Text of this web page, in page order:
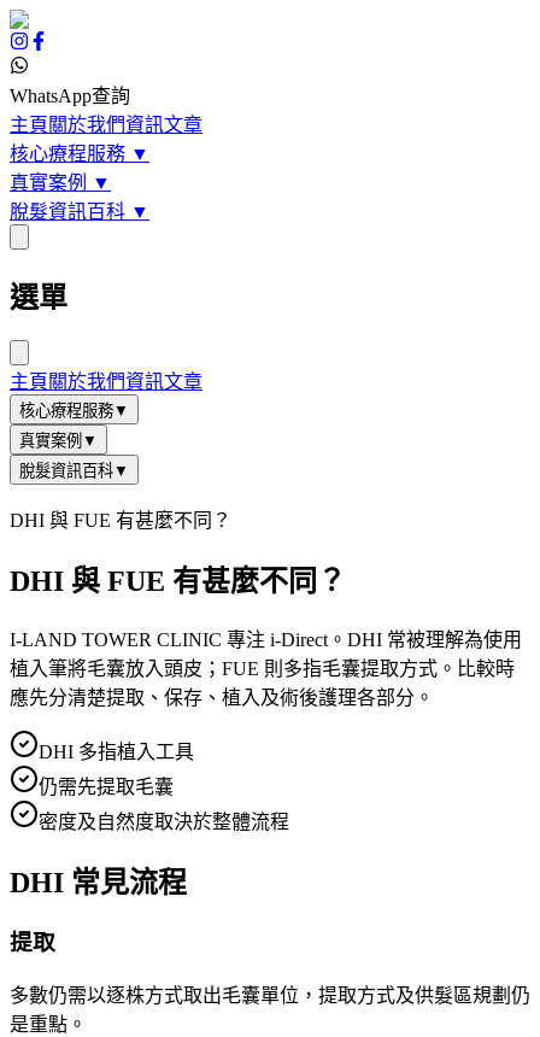
WhatsApp查詢
主頁 關於我們資訊文章
核心療程服務 ▼
真實案例
▼
脫髮資訊百科 ▼
選單
主頁 關於我們資訊文章
核心療程服務▼
真實案例 ▼
脫髮資訊百科▼
DHI 與 FUE 有甚麼不同？
DHI 與 FUE 有甚麼不同？
I-LAND TOWER CLINIC 專注 i-Direct。DHI 常被理解為使用
植入筆將毛囊放入頭皮；FUE 則多指毛囊提取方式。比較時
應先分清楚提取、保存、植入及術後護理各部分。
DHI 多指植入工具
仍需先提取毛囊
密度及自然度取決於整體流程
DHI 常見流程
提取
多數仍需以逐株方式取出毛囊單位，提取方式及供髮區規劃仍
是重點。